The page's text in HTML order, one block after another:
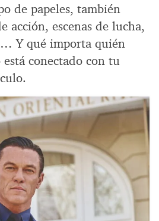
de papeles, también
acción, escenas de lucha,
Y qué importa quién
conectado con tu